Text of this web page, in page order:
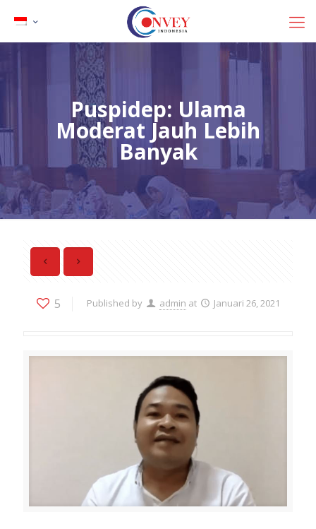
Puspidep: Ulama
Moderat Jauh Lebih
Banyak
5 Published by admin at Januari 26, 2021